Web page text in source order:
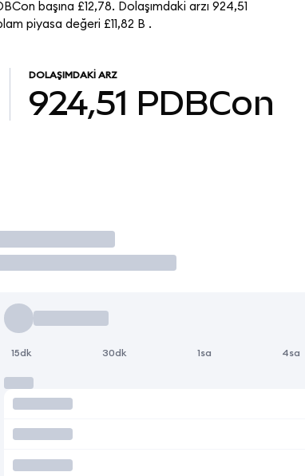
başına £12,78. Dolaşımdaki arzı 924,51
piyasa değeri £11,82 B .
DOLAŞIMDAKI ARZ
924,51 PDBCon
Yap
15dk 30dk 1sa 4sa